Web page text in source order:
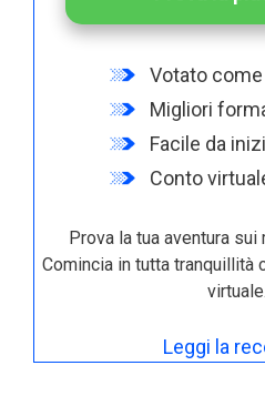
Votato
Migliori
Facile da
Conto
Prova la tua aventura sui
Comincia in tutta tranquillità
virtuale.
Leggi la